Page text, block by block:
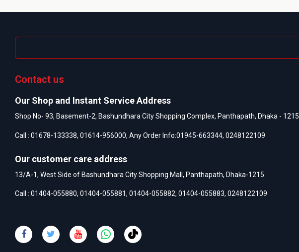
Contact us
Our Shop and Instant Service Address
Shop No- 93, Basement-2, Bashundhara City Shopping Complex, Panthapath, Dhaka - 1215.
Call : 01678-133338, 01614-956000, Any Order Info:01945-663344, 0248122109
Our customer care address
13/A-1, West Side of Bashundhara City Shopping Mall, Panthapath, Dhaka-1215.
Call : 01404-055880, 01404-055881, 01404-055882, 01404-055883, 0248122109